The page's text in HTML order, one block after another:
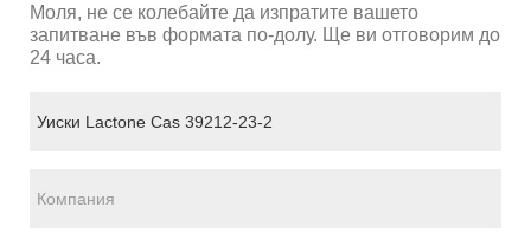
Моля, не се колебайте да изпратите вашето
запитване във формата по-долу. Ще ви отговорим до
24 часа.